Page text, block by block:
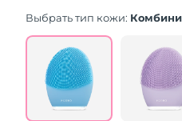
rating
Read
Reviews.
Same
page
link.
Выбрать тип кожи: